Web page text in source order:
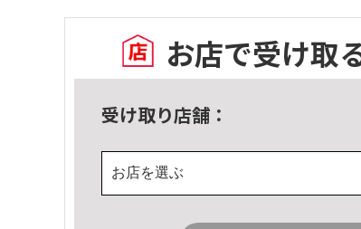
お店で受け取
受け取り店舗：
お店を選ぶ